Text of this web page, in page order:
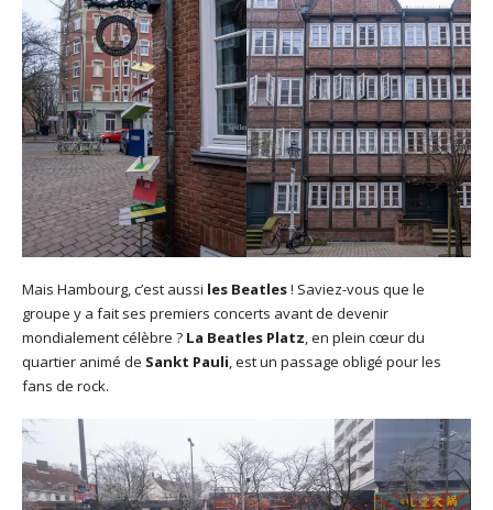
Mais Hambourg, c’est aussi les Beatles! Saviez-vous que le
groupe y a fait ses premiers concerts avant de devenir
mondialement célèbre ? La Beatles Platz, en plein cœur du
quartier animé de Sankt Pauli, est un passage obligé pour les
fans de rock.